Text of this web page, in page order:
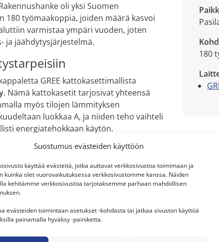
Suostumus evästeiden käyttöön
käyttää evästeitä, jotka auttavat verkkosivustoa toimimaan ja
kuinka olet vuorovaikutuksessa verkkosivustomme kanssa. Näiden
kehitämme verkkosivustoa tarjotaksemme parhaan mahdollisen
evästeiden toimintaan asetukset -kohdasta tai jatkaa sivuston käyttöä
painamalla hyväksy -painiketta.
oli yksi Suomen
180 työmaakoppia, joiden määrä kasvoi
varmistaa ympäri vuoden, joten
ja jäähdytysjärjestelmä.
GREE kattokasettimallista
. Nämä kattokasetit tarjosivat yhteensä
myös tilojen lämmityksen
luokkaa A, ja niiden teho vaihteli
energiatehokkaan käytön.
työmaille
kuin lämmityksen osalta.
lämpiminä talvella ja viileinä
työolosuhteita koko hankkeen ajan.
ja kustannuksia säästävän tavan
sääolosuhteissa.
180